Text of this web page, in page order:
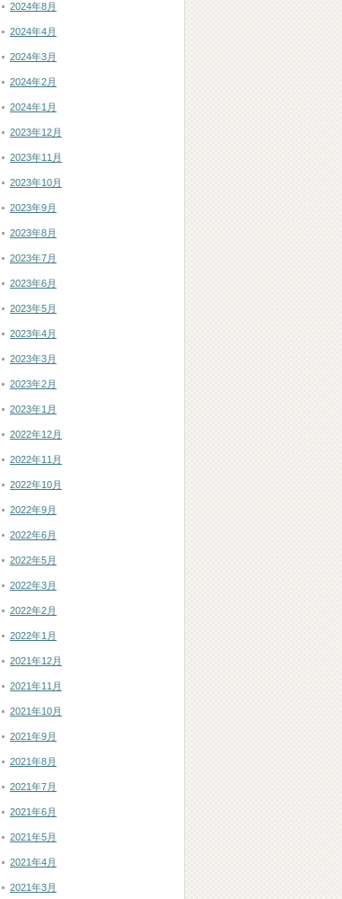
2024年8月
2024年4月
2024年3月
2024年2月
2024年1月
2023年12月
2023年11月
2023年10月
2023年9月
2023年8月
2023年7月
2023年6月
2023年5月
2023年4月
2023年3月
2023年2月
2023年1月
2022年12月
2022年11月
2022年10月
2022年9月
2022年6月
2022年5月
2022年3月
2022年2月
2022年1月
2021年12月
2021年11月
2021年10月
2021年9月
2021年8月
2021年7月
2021年6月
2021年5月
2021年4月
2021年3月